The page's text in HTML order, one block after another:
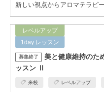
新しい視点からアロマテラピ
レベルアップ
1day レッスン
募集終了
美と健康維持のた
ッスン Ⅱ
来校 レベルアップ